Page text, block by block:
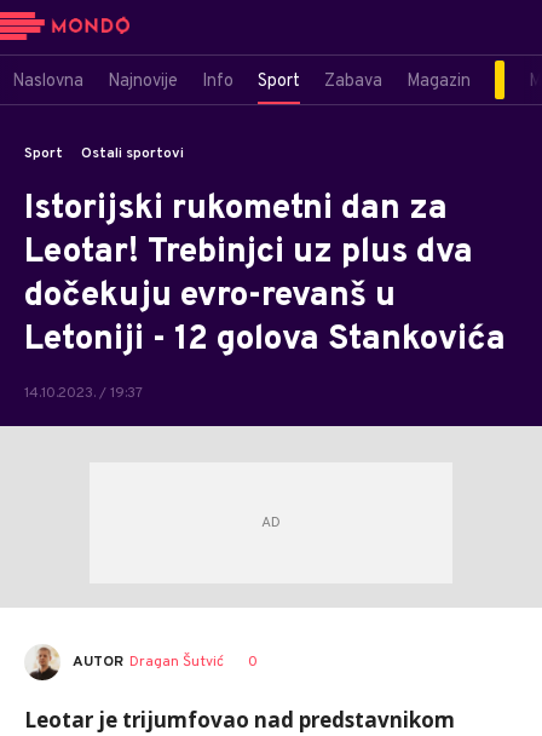
Naslovna Najnovije Info Sport Zabava Magazin
Sport Ostali sportovi
Istorijski rukometni dan za
Leotar! Trebinjci uz plus dva
dočekuju evro-revanš u
Letoniji - 12 golova Stankovića
14.10.2023. / 19:37
AUTOR Dragan Šutvić 0
Leotar je trijumfovao nad predstavnikom